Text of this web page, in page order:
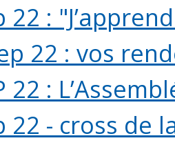
22 :
22 : vos
22 :
22 - cross de